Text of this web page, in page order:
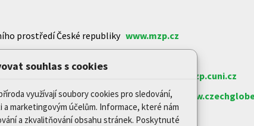
souhlas s cookies
využívají soubory cookies pro sledování,
marketingovým účelům. Informace, které nám
a zkvalitňování obsahu stránek. Poskytnuté
prostředí České republiky www.mzp.cz
www.nature.cz
životního prostředí Univerzity Karlovy
www.czp.cuni.cz
výzkumu globální změny Akademie věd ČR
ČR, v.v.iwww.upb.cas.cz/